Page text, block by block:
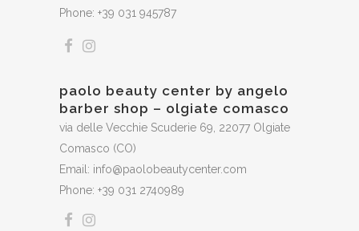
Phone: +39 031 945787
paolo beauty center by angelo
barber shop – olgiate comasco
via delle Vecchie Scuderie 69, 22077 Olgiate
Comasco (CO)
Email: info@paolobeautycenter.com
Phone: +39 031 2740989